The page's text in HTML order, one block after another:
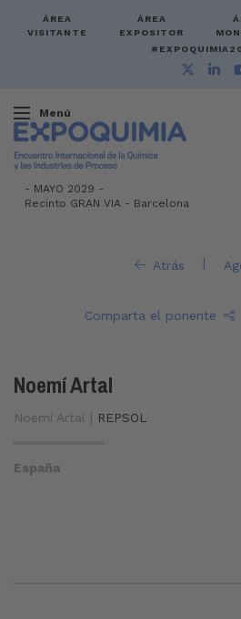
ÁREA
VISITANTE
ÁREA
EXPOSITOR
Menú
- MAYO 2029 -
Recinto GRAN VIA - Barcelona
Atrás |
Comparta el ponente
Noemí Artal
Noemí Artal | REPSOL
España